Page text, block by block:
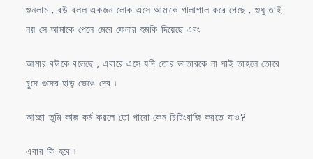
শুনলাম , বউ বলল একজন লোক এসে আমাকে গালাগাল করে গেছে , শুধু তাই
নয় সে আমাকে পেলে মেরে ফেলার হুমকি দিয়েছে এবং
আমার বউকে বলেছে , এবারে এসে যদি তোর ভাতারকে না পাই তাহলে তোরে
চুদে গুদের হাড় ভেঙে দেব ৷
আচ্ছা তুমি কাজ কর্ম করলে তো পারো কেন চিটিংবাজি করতে যাও?
এবার কি হবে ৷